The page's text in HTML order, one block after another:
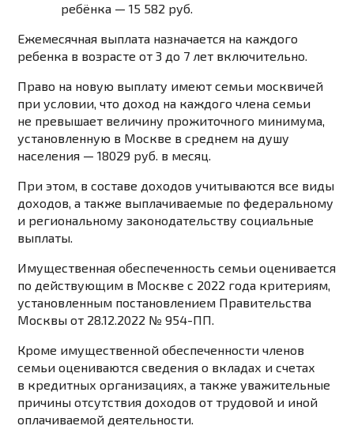
ребёнка —15 582 руб.
Ежемесячная выплата назначается на каждого
ребенка в возрасте от 3 до 7 лет включительно.
Право на новую выплату имеют семьи москвичей
при условии, что доход на каждого члена семьи
не превышает величину прожиточного минимума,
установленную в Москве в среднем на душу
населения — 18029 руб. в месяц.
При этом, в составе доходов учитываются все виды
доходов, а также выплачиваемые по федеральному
и региональному законодательству социальные
выплаты.
Имущественная обеспеченность семьи оценивается
по действующим в Москве с 2022 года критериям,
установленным постановлением Правительства
Москвы от 28.12.2022 № 954-ПП.
Кроме имущественной обеспеченности членов
семьиоцениваются сведения о вкладах и счетах
в кредитных организациях, а также уважительные
причины отсутствия доходов от трудовой и иной
оплачиваемой деятельности.